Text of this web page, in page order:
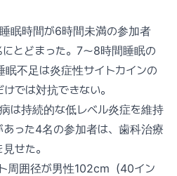
眠時間が6時間未満の参加者
とどまった。7〜8時間睡眠の
不足は炎症性サイトカインの
では対抗できない。
は持続的な低レベル炎症を維持
った4名の参加者は、歯科治療
せた。
周囲径が男性102cm（40イン